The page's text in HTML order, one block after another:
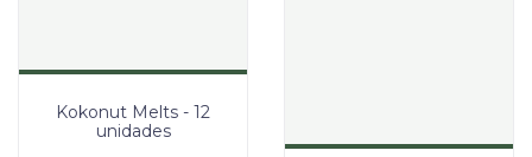
Kokonut Melts - 12
unidades